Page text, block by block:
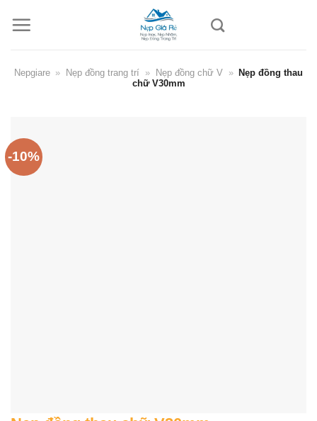
Nepgiare » Nẹp đồng trang trí » Nẹp đồng chữ V » Nẹp đồng thau
chữ V30mm
-10%